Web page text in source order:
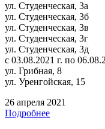
ул. Студенческая, 3а
ул. Студенческая, 3б
ул. Студенческая, 3в
ул. Студенческая, 3г
ул. Студенческая, 3д
с 03.08.2021 г. по
ул. Грибная, 8
ул. Уренгойская, 15
26 апреля 2021
Подробнее